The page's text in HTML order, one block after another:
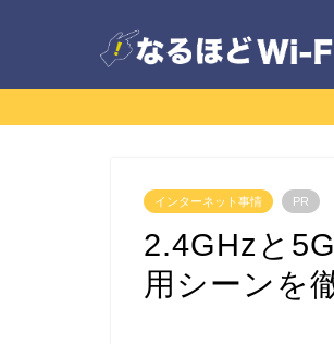
インターネット事情 PR
2.4GHzと
用シーンを